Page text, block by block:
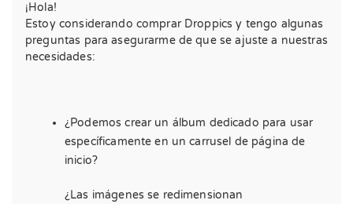
¡Hola!
Estoy considerando comprar Droppics y tengo algunas
preguntas para asegurarme de que se ajuste a nuestras
necesidades:
¿Podemos crear un álbum dedicado para usar
específicamente en un carrusel de página de
inicio?
¿Las imágenes se redimensionan